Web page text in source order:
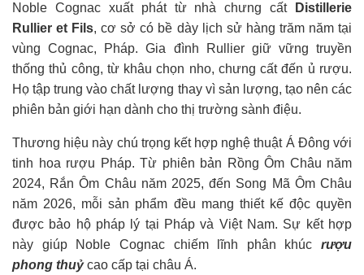
Noble Cognac xuất phát từ nhà chưng cất
Distillerie
Rullier et Fils, cơ sở có bề dày lịch sử hàng trăm năm tại
vùng Cognac, Pháp. Gia đình Rullier giữ vững truyền
thống thủ công, từ khâu chọn nho, chưng cất đến ủ rượu.
Họ tập trung vào chất lượng thay vì sản lượng, tạo nên các
phiên bản giới hạn dành cho thị trường sành điệu.
Thương hiệu này chú trọng kết hợp nghệ thuật Á Đông với
tinh hoa rượu Pháp. Từ phiên bản Rồng Ôm Châu năm
2024, Rắn Ôm Châu năm 2025, đến Song Mã Ôm Châu
năm 2026, mỗi sản phẩm đều mang thiết kế độc quyền
được bảo hộ pháp lý tại Pháp và Việt Nam. Sự kết hợp
này giúp Noble Cognac chiếm lĩnh phân khúc rượu
phong thuỷcao cấp tại châu Á.